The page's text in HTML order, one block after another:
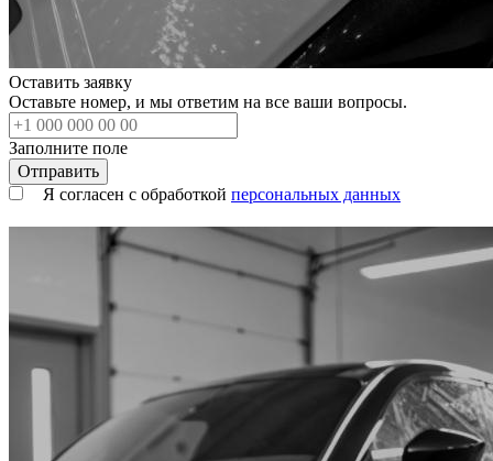
Оставить заявку
Оставьте номер, и мы ответим на все ваши вопросы.
Заполните поле
Я согласен с обработкой персональных данных